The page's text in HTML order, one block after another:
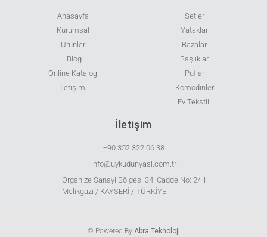
Anasayfa
Kurumsal
Ürünler
Blog
Online Katalog
İletişim
Setler
Yataklar
Bazalar
Başlıklar
Puflar
Komodinler
Ev Tekstili
İletişim
+90 352 322 06 38
info@uykudunyasi.com.tr
Organize Sanayi Bölgesi 34. Cadde No: 2/H
Melikgazi / KAYSERİ / TÜRKİYE
© Powered ByAbra Teknoloji